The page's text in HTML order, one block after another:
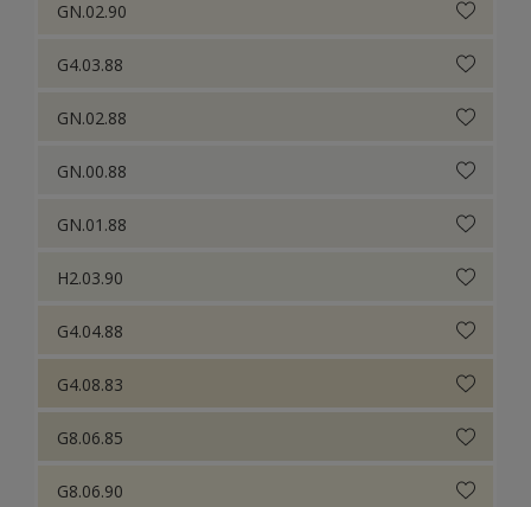
GN.02.90
G4.03.88
GN.02.88
GN.00.88
GN.01.88
H2.03.90
G4.04.88
G4.08.83
G8.06.85
G8.06.90